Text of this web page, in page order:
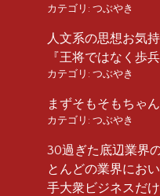
カテゴリ: つぶやき
人文系の思想お気
『王将ではなく歩
カテゴリ: つぶやき
まずそもそもちゃ
カテゴリ: つぶやき
30過ぎた底辺業界
とんどの業界にお
手大衆ビジネスだけ